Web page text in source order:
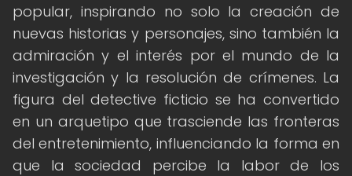
popular, inspirando no solo la creación de
nuevas historias y personajes, sino también la
admiración y el interés por el mundo de la
investigación y la resolución de crímenes. La
figura del detective ficticio se ha convertido
en un arquetipo que trasciende las fronteras
del entretenimiento, influenciando la forma en
que la sociedad percibe la labor de los